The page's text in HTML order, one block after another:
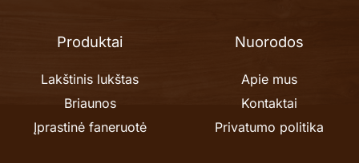
Produktai
Lakštinis lukštas
Briaunos
Įprastinė faneruotė
Nuorodos
Apie mus
Kontaktai
Privatumo politika